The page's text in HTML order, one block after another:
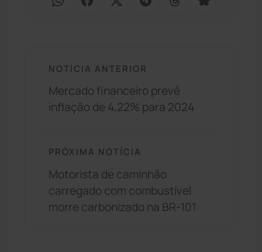
NOTÍCIA ANTERIOR
Mercado financeiro prevê
inflação de 4,22% para 2024
PRÓXIMA NOTÍCIA
Motorista de caminhão
carregado com combustível
morre carbonizado na BR-101